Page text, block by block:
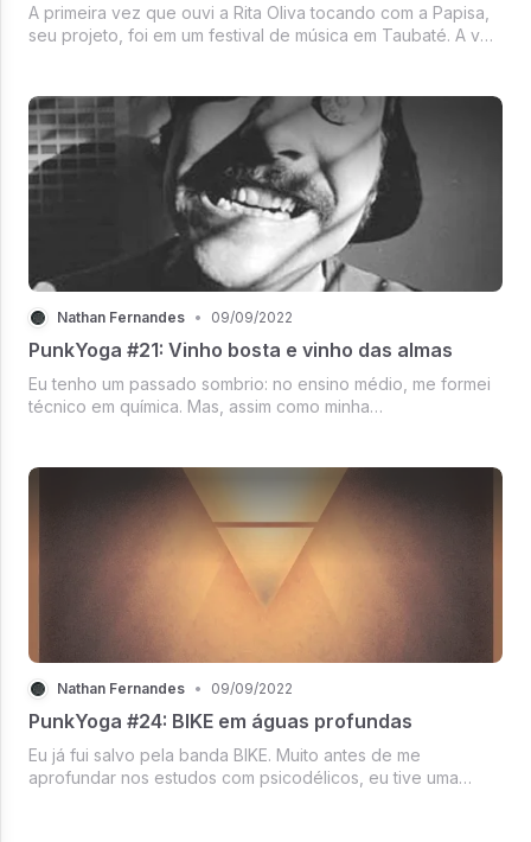
A primeira vez que ouvi a Rita Oliva tocando com a Papisa,
seu projeto, foi em um festival de música em Taubaté. A voz
meu l...
Nathan Fernandes • 09/09/2022
PunkYoga #21: Vinho bosta e vinho das almas
Eu tenho um passado sombrio: no ensino médio, me formei
técnico em química. Mas, assim como minha
de não ter apoio, essas co...
Nathan Fernandes • 09/09/2022
PunkYoga #24: BIKE em águas profundas
Eu já fui salvo pela banda BIKE. Muito antes de me
aprofundar nos estudos com psicodélicos, eu tive uma